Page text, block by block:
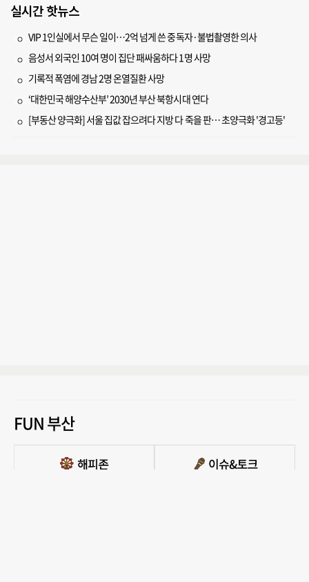
실시간 핫뉴스
VIP 1인실에서 무슨 일이…2억 넘게 쓴 중독자·불법촬영한 의사
음성서 외국인 10여 명이 집단 패싸움하다 1명 사망
기록적 폭염에 경남 2명 온열질환 사망
‘대한민국 해양수산부’ 2030년 부산 북항시대 연다
[부동산 양극화] 서울 집값 잡으려다 지방 다 죽을 판… 초양극화 '경고등'
FUN 부산